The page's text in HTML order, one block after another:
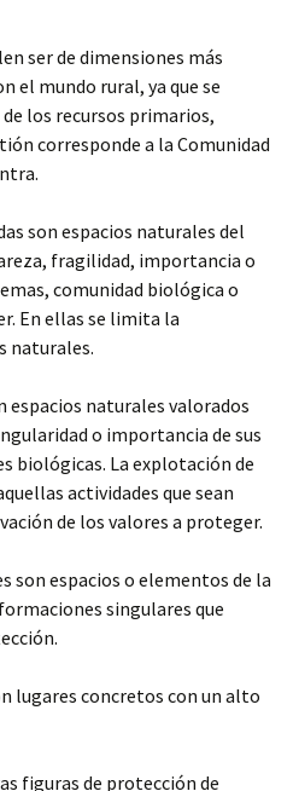
ser de dimensiones más
el mundo rural, ya que se
los recursos primarios,
corresponde a la Comunidad
son espacios naturales del
fragilidad, importancia o
comunidad biológica o
En ellas se limita la
naturales.
espacios naturales valorados
o importancia de sus
biológicas. La explotación de
actividades que sean
de los valores a proteger.
son espacios o elementos de la
singulares que
lugares concretos con un alto
figuras de protección de